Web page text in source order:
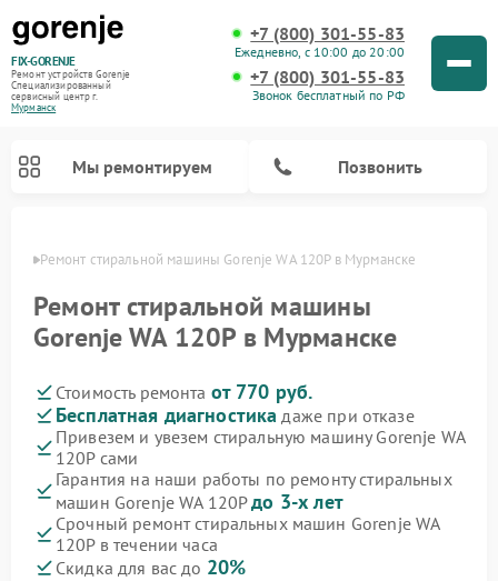
FIX-GORENJE
Ремонт устройств Gorenje
Специализированный
cервисный центр г.
Мурманск
+7 (800) 301-55-83
Ежедневно, с 10:00 до 20:00
+7 (800) 301-55-83
Звонок бесплатный по РФ
Мы ремонтируем Позвонить
Ремонт стиральной машины Gorenje WA 120P в Мурманске
Ремонт стиральной машины
Gorenje WA 120P в Мурманске
Стоимость ремонта от 770 руб.
Бесплатная диагностика даже при отказе
Привезем и увезем стиральную машину Gorenje WA
120P сами
Гарантия на наши работы по ремонту стиральных
машин Gorenje WA 120Pдо 3-х лет
Срочный ремонт стиральных машин Gorenje WA
120P в течении часа
Скидка для вас до 20%